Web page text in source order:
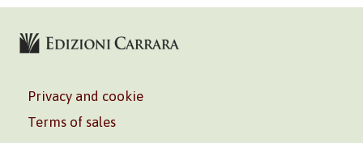
Privacy and cookie
Terms of sales